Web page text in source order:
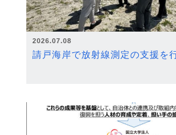
2026.07.08
請戸海岸で放射線測定の支援を